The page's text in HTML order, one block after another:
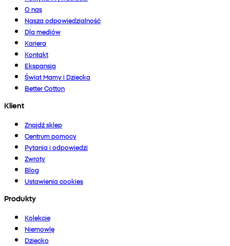
O nas
Nasza odpowiedzialność
Dla mediów
Kariera
Kontakt
Ekspansja
Świat Mamy i Dziecka
Better Cotton
Klient
Znajdź sklep
Centrum pomocy
Pytania i odpowiedzi
Zwroty
Blog
Ustawienia cookies
Produkty
Kolekcje
Niemowlę
Dziecko